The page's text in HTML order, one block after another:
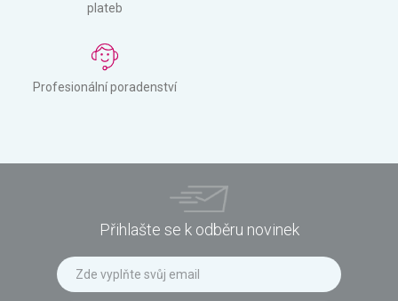
plateb
Profesionální poradenství
Přihlašte se k odběru novinek